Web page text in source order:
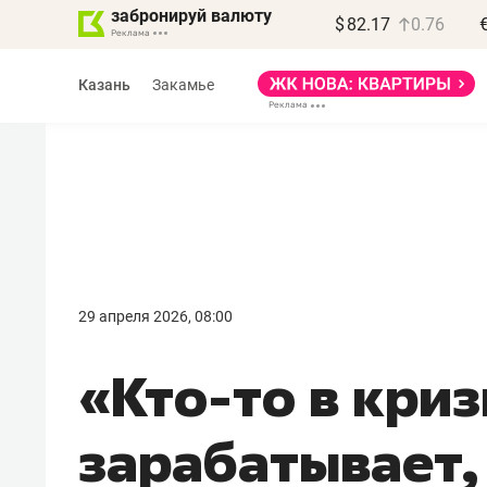
забронируй валюту $ 82.17 0.76
Казань Закамье
29 апреля 2026, 08:00
«Кто-то вправил, бизнес может
потерять минимум
полгода»